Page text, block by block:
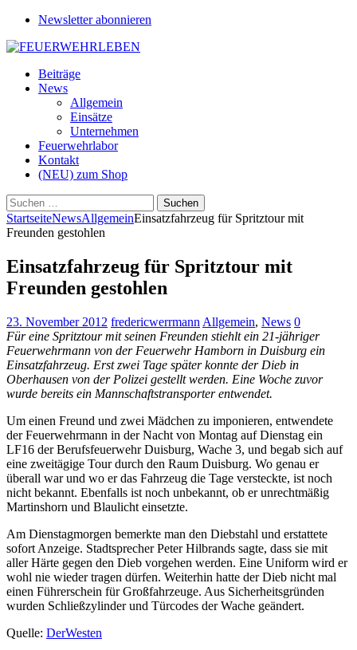
Newsletter abonnieren
Beiträge
News
Allgemein
Einsätze
Unternehmen
Feuerwehrlabor
Kontakt
(NEU) zum Shop
Suchen
nach:
StartseiteNewsAllgemeinEinsatzfahrzeug für Spritztour mit
Freunden gestohlen
Einsatzfahrzeug für Spritztour mit
Freunden gestohlen
23. November 2012 fredericwerrmann Allgemein, News 0
Für eine Spritztour mit seinen Freunden stiehlt ein 21-jähriger
Feuerwehrmann von der Feuerwehr Hamborn in Duisburg ein
Einsatzfahrzeug. Erst zwei Tage später konnte der Dieb in
Oberhausen von der Polizei gestellt werden. Eine Woche zuvor
wurde bereits ein Mannschaftstransporter entwendet.
Um einen Freund und zwei Mädchen zu imponieren, entwendete
der Feuerwehrmann in der Nacht von Montag auf Dienstag ein
LF16 der Berufsfeuerwehr Duisburg, Wache 3, und begab sich auf
eine zweitägige Tour durch den Raum Duisburg. Wo genau er
überall war und wo er das Fahrzeug die Tage versteckte, ist noch
nicht bekannt. Ebenfalls ist noch unbekannt, ob er unrechtmäßig
Martinshorn und Blaulicht einsetzte.
Am Dienstagmorgen bemerkte man den Diebstahl und erstattete
sofort Anzeige. Stadtsprecher Peter Hilbrands sagte, dass sie mit
aller Härte gegen den Dieb vorgehen werden. Eine Uniform wird er
wohl nie wieder tragen dürfen. Weiterhin hatte der Dieb nicht mal
einen Führerschein für Großfahrzeuge. Aus Sicherheitsgründen
wurden Schließzylinder und Türcodes der Wache geändert.
Quelle: DerWesten